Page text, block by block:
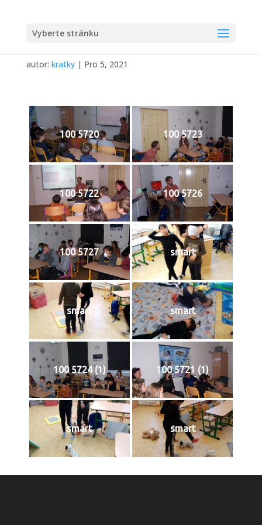
Vyberte stránku
VZPOURA ÚRAZŮM
autor: kratky| Pro 5, 2021
100 5720 100 5723
100 5722 100 5726
100 5727 smart
smart smart
100 5724 (1) 100 5721 (1)
smart smart